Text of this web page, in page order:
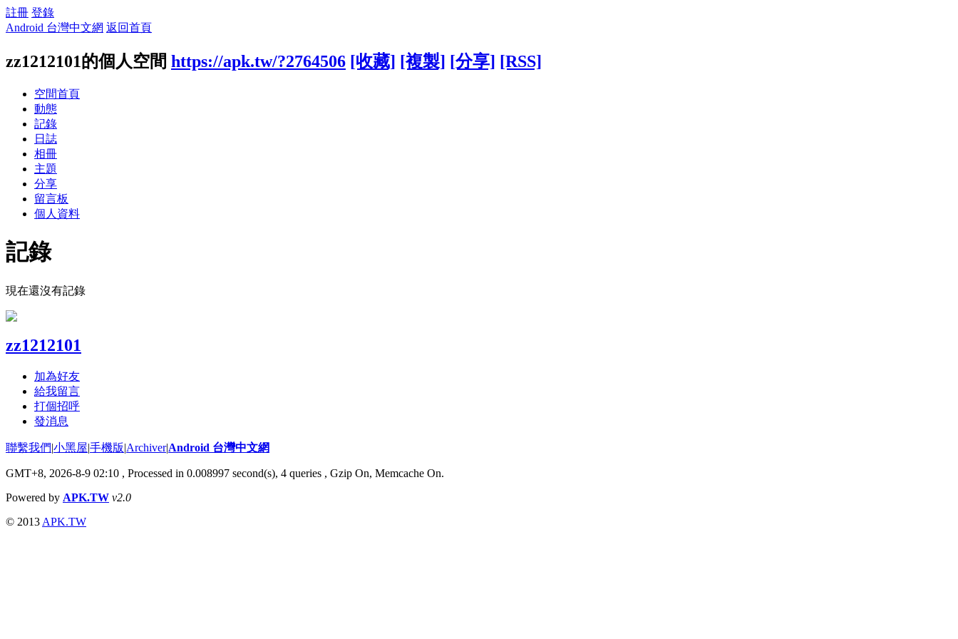
註冊 登錄
Android 台灣中文網 返回首頁
zz1212101的個人空間 https://apk.tw/?2764506 [收藏] [複製] [分享] [RSS]
空間首頁
動態
記錄
日誌
相冊
主題
分享
留言板
個人資料
記錄
現在還沒有記錄
zz1212101
加為好友
給我留言
打個招呼
發消息
聯繫我們|小黑屋|手機版|Archiver|Android 台灣中文網
GMT+8, 2026-8-9 02:10 , Processed in 0.008997 second(s), 4 queries , Gzip On, Memcache On.
Powered by APK.TW v2.0
© 2013 APK.TW